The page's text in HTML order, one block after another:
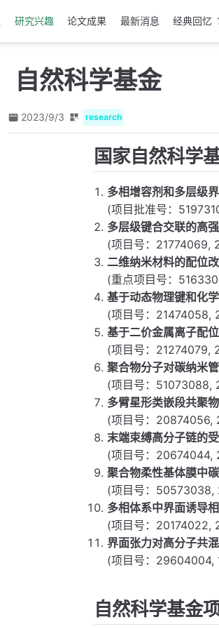
研究兴趣 论文成果 最新消息 经典回忆
自然科学基金
2023/9/3 research
国家自然科学
多相增容剂和多层级
(项目批准号：
多层级键合交联的高
(项目号：21774069,
二维纳米材料的配位
(重点项目号：
基于动态物理键和化
(项目号：21474058,
基于二价金属离子配
(项目号：21274079,
聚合物分子对碳纳米
(项目号：51073088,
多臂星形类嵌段共聚
(项目号：20874056,
末端束缚高分子链的
(项目号：20674044,
聚合物柔性基体膜中
(项目号：
多相体系中界面诱导
(项目号：20174022,
界面张力对高分子共
(项目号：29604004,
自然科学基金